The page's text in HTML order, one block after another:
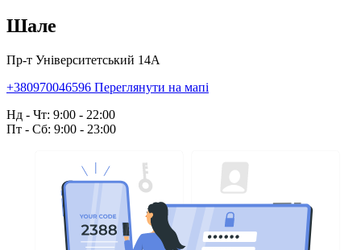
Шале
Пр-т Університетський 14А
+380970046596 Переглянути на мапі
Нд - Чт: 9:00 - 22:00
Пт - Сб: 9:00 - 23:00